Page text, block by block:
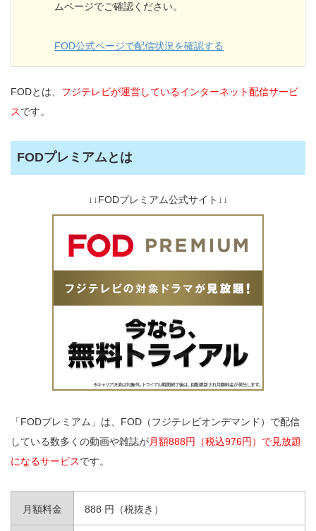
ムページでご確認ください。
FOD公式ページで配信状況を確認する
FODとは、 フジテレビが運営しているインターネット配信サービ
スです。
FODプレミアムとは
↓↓FODプレミアム公式サイト↓↓
「FODプレミアム」は、FOD（フジテレビオンデマンド）で配信
している数多くの動画や雑誌が月額888円（税込976円）で見放題
になるサービスです。
月額料金 888 円（税抜き）